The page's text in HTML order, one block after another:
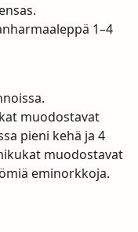
1–4
muodostavat
pieni kehä ja 4
muodostavat
eminorkkoja.